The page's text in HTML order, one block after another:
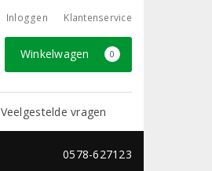
Inloggen Klantenservice
Winkelwagen 0
Veelgestelde vragen
0578-627123